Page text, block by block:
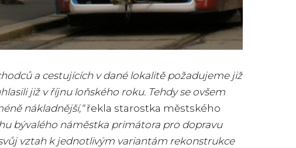
a cestujících v dané lokalitě požadujeme již
již v říjnu loňského roku. Tehdy se ovšem
nákladnější,“řekla starostka městského
bývalého náměstka primátora pro dopravu
vztah k jednotlivým variantám rekonstrukce